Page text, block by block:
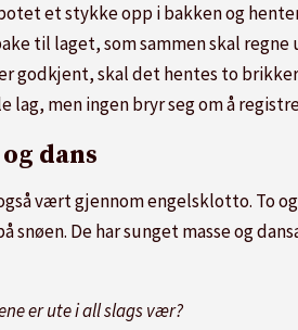
et stykke opp i bakken og
til laget, som sammen skal
godkjent, skal det hentes to
lag, men ingen bryr seg om å
dans
vært gjennom engelsklotto. To
snøen. De har sunget masse og
er ute i all slags vær?